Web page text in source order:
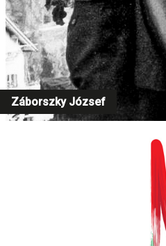
Záborszky József